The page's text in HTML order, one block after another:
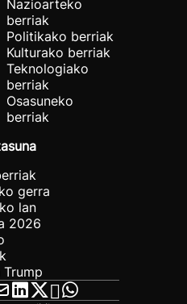
Nazioarteko
berriak
Politikako berriak
Kulturako berriak
Teknologiako
berriak
Osasuneko
berriak
gerra
lan
2026
Trump